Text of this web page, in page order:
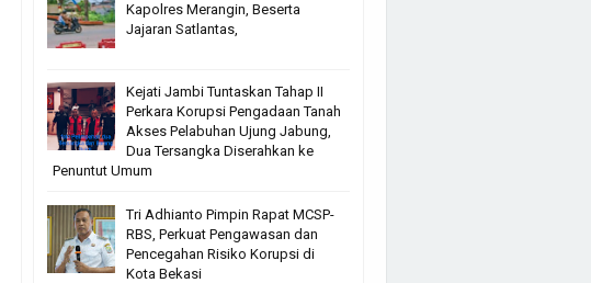
Kapolres Merangin, Beserta
Jajaran Satlantas,
Kejati Jambi Tuntaskan Tahap II
Perkara Korupsi Pengadaan Tanah
Akses Pelabuhan Ujung Jabung,
Dua Tersangka Diserahkan ke
Penuntut Umum
Tri Adhianto Pimpin Rapat MCSP-
RBS, Perkuat Pengawasan dan
Pencegahan Risiko Korupsi di
Kota Bekasi